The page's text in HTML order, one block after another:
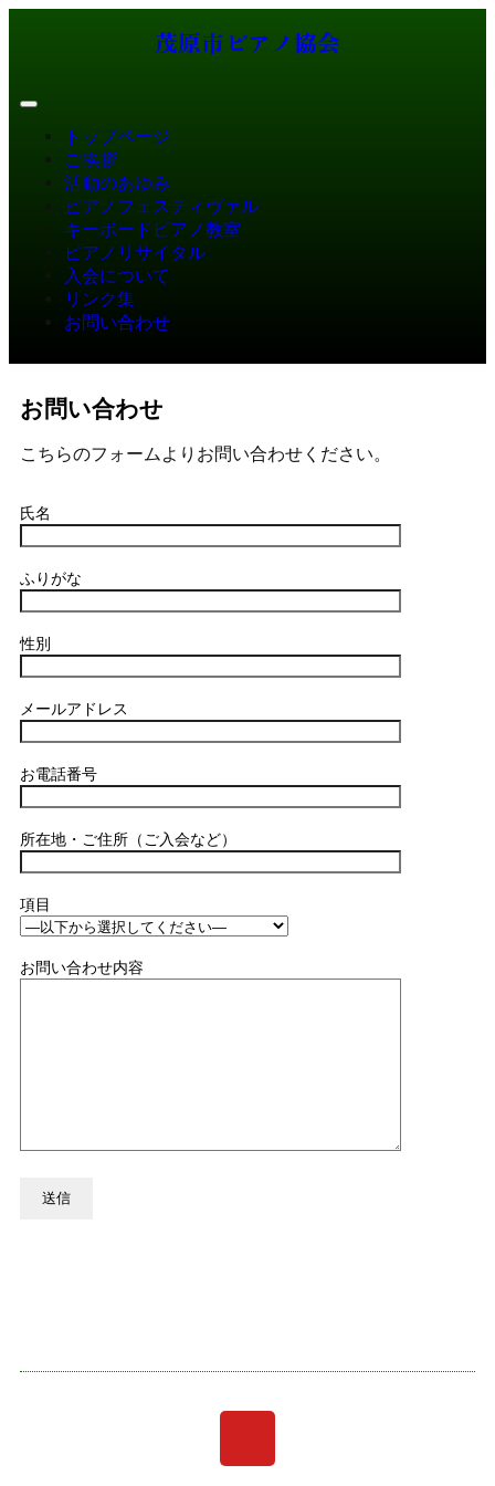
茂原市ピアノ協会
トップページ
ご挨拶
活動のあゆみ
ピアノフェスティヴァル
キーボードピアノ教室
ピアノリサイタル
入会について
リンク集
お問い合わせ
お問い合わせ
こちらのフォームよりお問い合わせください。
氏名
ふりがな
性別
メールアドレス
お電話番号
所在地・ご住所（ご入会など）
項目
お問い合わせ内容